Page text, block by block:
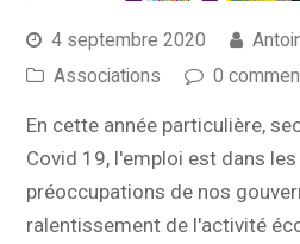
4 septembre 2020
Associations
0
En cette année particulière,
Covid 19, l'emploi est dans
préoccupations de nos
ralentissement de l'activité